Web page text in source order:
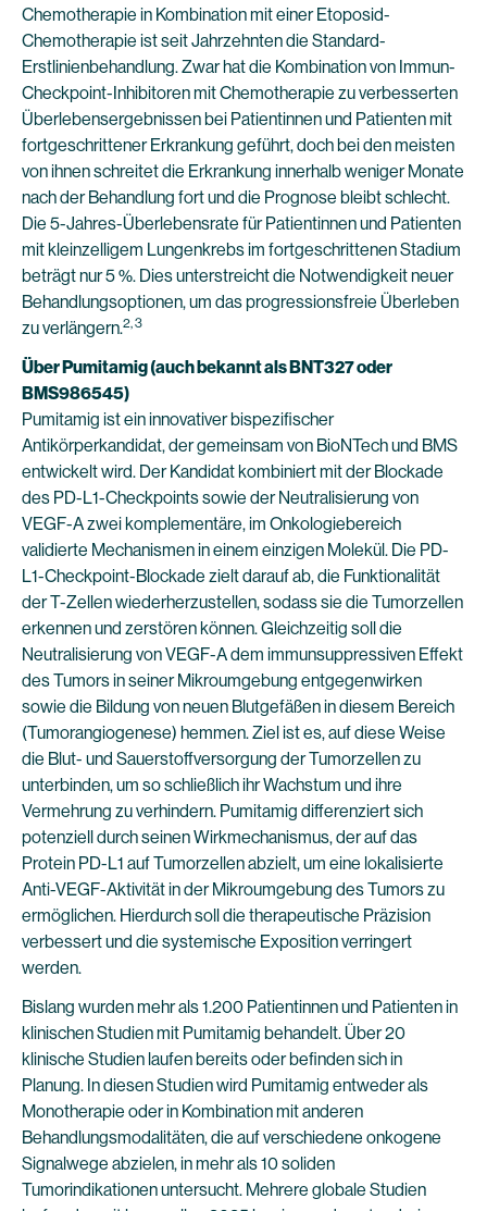
Chemotherapie in Kombination mit einer Etoposid-
Chemotherapie ist seit Jahrzehnten die Standard-
Erstlinienbehandlung. Zwar hat die Kombination von Immun-
Checkpoint-Inhibitoren mit Chemotherapie zu verbesserten
Überlebensergebnissen bei Patientinnen und Patienten mit
fortgeschrittener Erkrankung geführt, doch bei den meisten
von ihnen schreitet die Erkrankung innerhalb weniger Monate
nach der Behandlung fort und die Prognose bleibt schlecht.
Die 5-Jahres-Überlebensrate für Patientinnen und Patienten
mit kleinzelligem Lungenkrebs im fortgeschrittenen Stadium
beträgt nur 5 %. Dies unterstreicht die Notwendigkeit neuer
Behandlungsoptionen, um das progressionsfreie Überleben
zu verlängern.2, 3
Über Pumitamig (auch bekannt als BNT327 oder
BMS986545)
Pumitamig ist ein innovativer bispezifischer
Antikörperkandidat, der gemeinsam von BioNTech und BMS
entwickelt wird. Der Kandidat kombiniert mit der Blockade
des PD-L1-Checkpoints sowie der Neutralisierung von
VEGF-A zwei komplementäre, im Onkologiebereich
validierte Mechanismen in einem einzigen Molekül. Die PD-
L1-Checkpoint-Blockade zielt darauf ab, die Funktionalität
der T-Zellen wiederherzustellen, sodass sie die Tumorzellen
erkennen und zerstören können. Gleichzeitig soll die
Neutralisierung von VEGF-A dem immunsuppressiven Effekt
des Tumors in seiner Mikroumgebung entgegenwirken
sowie die Bildung von neuen Blutgefäßen in diesem Bereich
(Tumorangiogenese) hemmen. Ziel ist es, auf diese Weise
die Blut- und Sauerstoffversorgung der Tumorzellen zu
unterbinden, um so schließlich ihr Wachstum und ihre
Vermehrung zu verhindern. Pumitamig differenziert sich
potenziell durch seinen Wirkmechanismus, der auf das
Protein PD-L1 auf Tumorzellen abzielt, um eine lokalisierte
Anti-VEGF-Aktivität in der Mikroumgebung des Tumors zu
ermöglichen. Hierdurch soll die therapeutische Präzision
verbessert und die systemische Exposition verringert
werden.
Bislang wurden mehr als 1.200 Patientinnen und Patienten in
klinischen Studien mit Pumitamig behandelt. Über 20
klinische Studien laufen bereits oder befinden sich in
Planung. In diesen Studien wird Pumitamig entweder als
Monotherapie oder in Kombination mit anderen
Behandlungsmodalitäten, die auf verschiedene onkogene
Signalwege abzielen, in mehr als 10 soliden
Tumorindikationen untersucht. Mehrere globale Studien